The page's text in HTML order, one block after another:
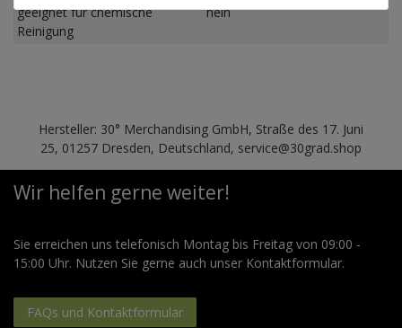
geeignet für chemische
Reinigung
nein
Hersteller: 30° Merchandising GmbH, Straße des 17. Juni
25, 01257 Dresden, Deutschland, service@30grad.shop
Wir helfen gerne weiter!
Sie erreichen uns telefonisch Montag bis Freitag von 09:00 -
15:00 Uhr. Nutzen Sie gerne auch unser Kontaktformular.
FAQs und Kontaktformular